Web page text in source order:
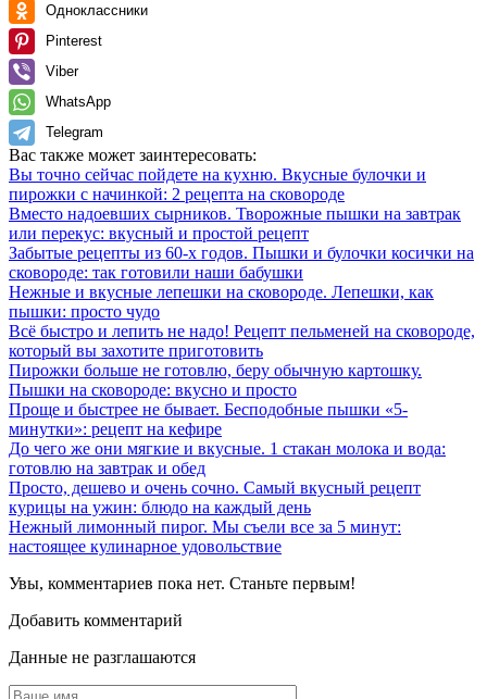
Одноклассники
Pinterest
Viber
WhatsApp
Telegram
Вас также может заинтересовать:
Вы точно сейчас пойдете на кухню. Вкусные булочки и
пирожки с начинкой: 2 рецепта на сковороде
Вместо надоевших сырников. Творожные пышки на завтрак
или перекус: вкусный и простой рецепт
Забытые рецепты из 60-х годов. Пышки и булочки косички на
сковороде: так готовили наши бабушки
Нежные и вкусные лепешки на сковороде. Лепешки, как
пышки: просто чудо
Всё быстро и лепить не надо! Рецепт пельменей на сковороде,
который вы захотите приготовить
Пирожки больше не готовлю, беру обычную картошку.
Пышки на сковороде: вкусно и просто
Проще и быстрее не бывает. Бесподобные пышки «5-
минутки»: рецепт на кефире
До чего же они мягкие и вкусные. 1 стакан молока и вода:
готовлю на завтрак и обед
Просто, дешево и очень сочно. Самый вкусный рецепт
курицы на ужин: блюдо на каждый день
Нежный лимонный пирог. Мы съели все за 5 минут:
настоящее кулинарное удовольствие
Увы, комментариев пока нет. Станьте первым!
Добавить комментарий
Данные не разглашаются